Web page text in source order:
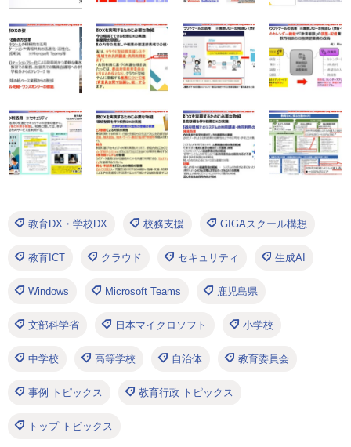
教育DX・学校DX 校務支援 GIGAスクール構想
教育ICT クラウド セキュリティ 生成AI
Windows Microsoft Teams 鹿児島県
文部科学省 日本マイクロソフト 小学校
中学校 高等学校 自治体 教育委員会
事例 トピックス 教育行政 トピックス
トップ トピックス